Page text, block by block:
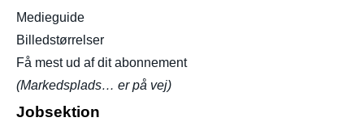
Medieguide
Billedstørrelser
Få mest ud af dit abonnement
(Markedsplads… er på vej)
Jobsektion